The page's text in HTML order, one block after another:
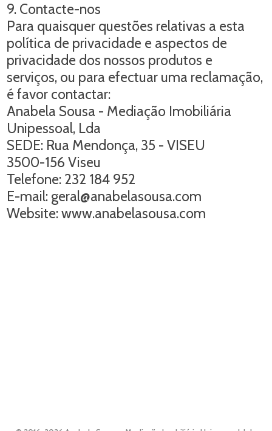
9. Contacte-nos
Para quaisquer questões relativas a esta
política de privacidade e aspectos de
privacidade dos nossos produtos e
serviços, ou para efectuar uma reclamação,
é favor contactar:
Anabela Sousa - Mediação Imobiliária
Unipessoal, Lda
SEDE: Rua Mendonça, 35 - VISEU
3500-156 Viseu
Telefone: 232 184 952
E-mail: geral@anabelasousa.com
Website: www.anabelasousa.com